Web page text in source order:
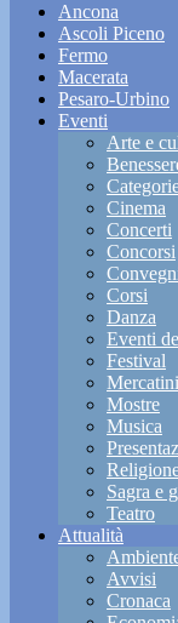
Ancona
Ascoli Piceno
Fermo
Macerata
Pesaro-Urbino
Eventi
Arte e
Cinema
Concerti
Concorsi
Corsi
Danza
Eventi
Festival
Mercatini
Mostre
Musica
Sagra e
Teatro
Attualità
Avvisi
Cronaca